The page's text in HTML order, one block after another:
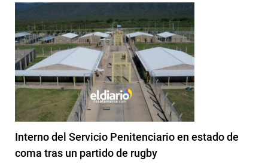
Interno del Servicio Penitenciario en estado de
coma tras un partido de rugby